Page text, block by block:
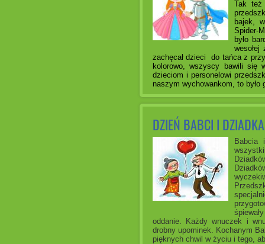
Tak też
bajek,
Spider-
było
zachęcał dzieci do tańca z
kolorowo, wszyscy bawili się
dzieciom i personelowi
naszym wychowankom, to było
DZIEŃ BABCI I DZIADKA
Babcia
oddanie. Każdy wnuczek i
drobny upominek. Kochanym
pięknych chwil w życiu i tego,